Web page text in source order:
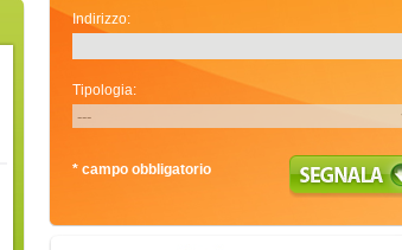
Indirizzo:
Tipologia:
* campo obbligatorio